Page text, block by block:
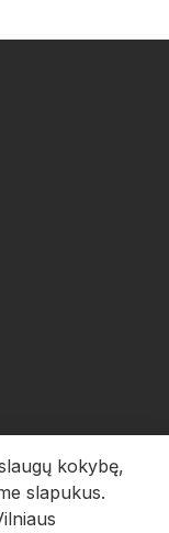
kokybę,
slapukus.